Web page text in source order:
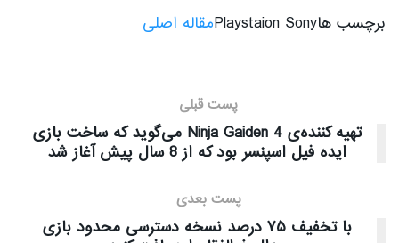
برچسب هاPlaystaion Sony
مقاله اصلی
پست قبلی
تهیه کننده‌ی Ninja Gaiden 4 می‌گوید که ساخت بازی
ایده فیل اسپنسر بود که از 8 سال پیش آغاز شد
پست بعدی
با تخفیف ۷۵ درصد نسخه دسترسی محدود بازی